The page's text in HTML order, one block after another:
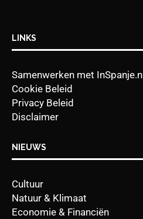
LINKS
Samenwerken met InSpanje.nl
Cookie Beleid
Privacy Beleid
Disclaimer
NIEUWS
Cultuur
Natuur & Klimaat
Economie & Financiën